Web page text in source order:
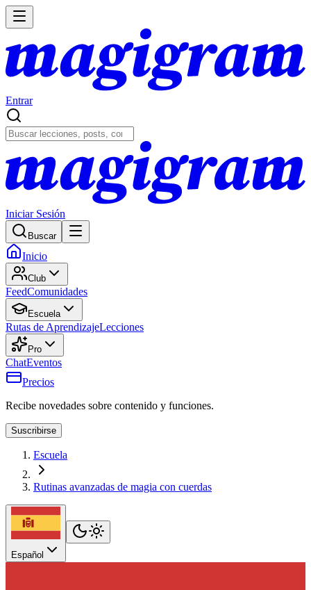
Entrar
Iniciar Sesión
Buscar
Inicio
Club
FeedComunidades
Escuela
Rutas de AprendizajeLecciones
Pro
ChatEventos
Precios
Recibe novedades sobre contenido y funciones.
Suscribirse
Escuela
Rutinas avanzadas de magia con cuerdas
Español